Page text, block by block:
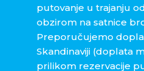
putovanje u trajanju
obzirom na satnice
Preporučujemo
Skandinaviji (doplata
prilikom rezervacije